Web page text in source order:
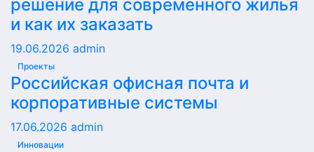
решение для современного жилья
и как их заказать
19.06.2026 admin
Проекты
Российская офисная почта и
корпоративные системы
17.06.2026 admin
Инновации